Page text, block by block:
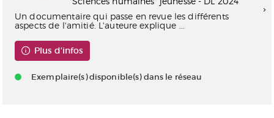
Un documentaire qui passe en revue les différents
aspects de l'amitié. L'auteure explique ...
Plus d'infos
Exemplaire(s) disponible(s) dans le réseau